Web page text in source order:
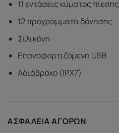
11 εντάσεις κύματος πίεσης
12 προγράμματα δόνησης
Σιλικόνη
Επαναφορτιζόμενη USB
Αδιάβροχο (IPX7)
ΑΣΦΆΛΕΙΑ ΑΓΟΡΏΝ